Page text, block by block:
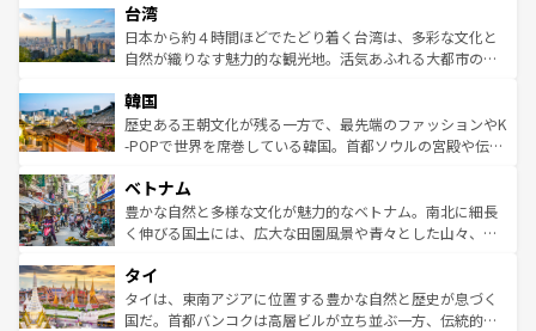
ならではの贅沢な旅のスタイルだ。 なお、新着のアメリカ
情報はコンテンツ一覧を参照してほしい。
れるおもてなしの心で訪れる人々を迎えてくれるハワイの
人々、おいしいローカルフードやハワイアンミュージッ
ク、伝統的なフラダンスなど、すべてがハワイの魅力を彩
ワイを、存分に味わってほしい。 なお、新着のハワイ情報
はコンテンツ一覧を参照してほしい。
リアリーフや大陸中央部にそびえるウルル（エアーズロッ
ク）、タスマニアの美しい原生林やケアンズの熱帯雨林な
ど、見どころがたくさん。また、カフェやワイン、オージ
いる。アクティビティも充実しており、サーフィンやダイ
ビング、ハイキングなど、アウトドア好きにはたまらな
い。オーストラリアの多彩な魅力を存分に味わいつくそ
参照してほしい。
台湾
日本から約４時間ほどでたどり着く台湾は、多彩な文化と
自然が織りなす魅力的な観光地。活気あふれる大都市の台
ン）、静ひつな山岳地帯である台湾東部など、都市の喧騒
と山間の静けさが共存しており、訪れる人に新しい発見と
驚きをもたらしてくれる。また、奥深い台湾の食文化も魅
容にもいいと評判のスイーツなど、バラエティ豊かな料理
が味わえる。 なお、新着の台湾情報は コンテンツ一覧を参
照してほしい。
韓国
歴史ある王朝文化が残る一方で、最先端のファッションやK
-POPで世界を席巻している韓国。首都ソウルの宮殿や伝統
き、地方に足を延ばせば四季折々の自然美を楽しむことが
できる。そして、キムチや焼肉、絶品のストリートフード
まで、さまざまな韓国料理が待っている。夜には、韓国な
リティに包まれながら、韓国の多彩な魅力を心ゆくまで味
わってみてほしい。 なお、新着の韓国情報はコンテンツ一
覧を参照してほしい。
ベトナム
豊かな自然と多様な文化が魅力的なベトナム。南北に細長
く伸びる国土には、広大な田園風景や青々とした山々、世
急速な発展と共に伝統が息づく。ハノイの古い町並みやホ
ーチミン市のフランス統治時代の建物も、独特の雰囲気を
醸し出している。また、バラエティの豊かさとおいしさで
タイ
タイは、東南アジアに位置する豊かな自然と歴史が息づく
国だ。首都バンコクは高層ビルが立ち並ぶ一方、伝統的な